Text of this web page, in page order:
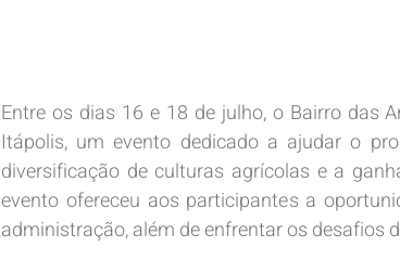
Entre os dias 16 e 18 de julho, o Bairro das
Itápolis, um evento dedicado a ajudar o
diversificação de culturas agrícolas e a
evento ofereceu aos participantes a
administração, além de enfrentar os desafios